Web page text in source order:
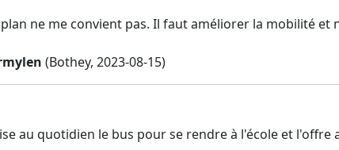
ne me convient pas. Il faut améliorer la mobilité et
(Bothey, 2023-08-15)
au quotidien le bus pour se rendre à l'école et l'offre